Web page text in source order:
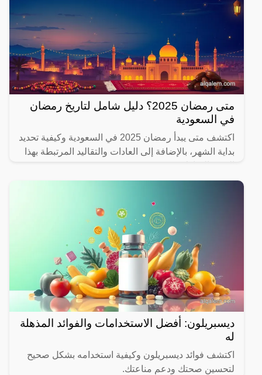
متى رمضان 2025؟ دليل شامل لتاريخ رمضان
في السعودية
اكتشف متى يبدأ رمضان 2025 في السعودية وكيفية تحديد
بداية الشهر، بالإضافة إلى العادات والتقاليد المرتبطة بهذا
ديسبريلون: أفضل الاستخدامات والفوائد المذهلة
له
اكتشف فوائد ديسبريلون وكيفية استخدامه بشكل صحيح
لتحسين صحتك ودعم مناعتك.